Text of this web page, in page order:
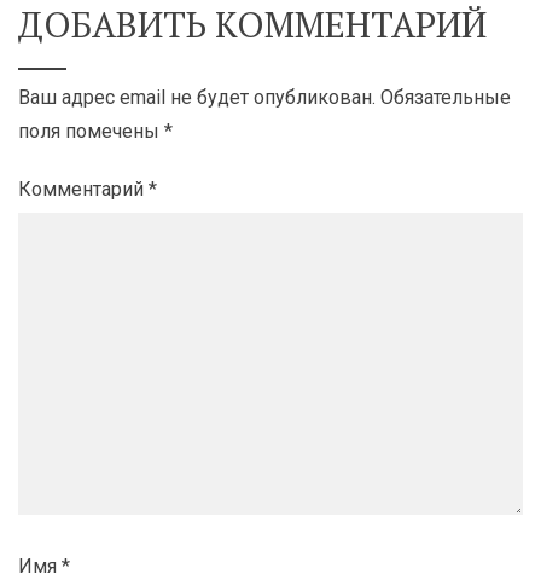
ДОБАВИТЬ КОММЕНТАРИЙ
Ваш адрес email не будет опубликован. Обязательные
поля помечены *
Комментарий *
Имя *